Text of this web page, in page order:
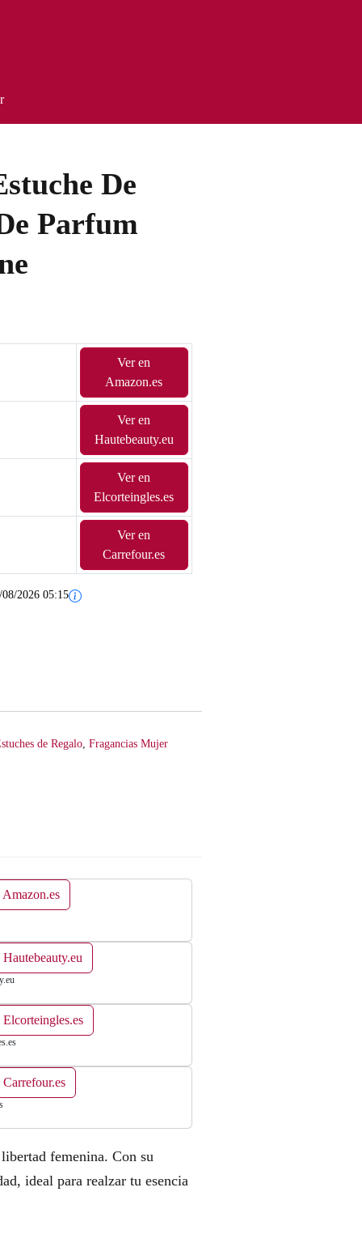
De
Parfum
Ver en
Amazon.es
Ver en
Hautebeauty.eu
Ver en
Elcorteingles.es
Ver en
Carrefour.es
08/2026 05:15
de Regalo, Fragancias Mujer
Amazon.es
Hautebeauty.eu
Elcorteingles.es
Carrefour.es
femenina. Con su
ideal para realzar tu esencia